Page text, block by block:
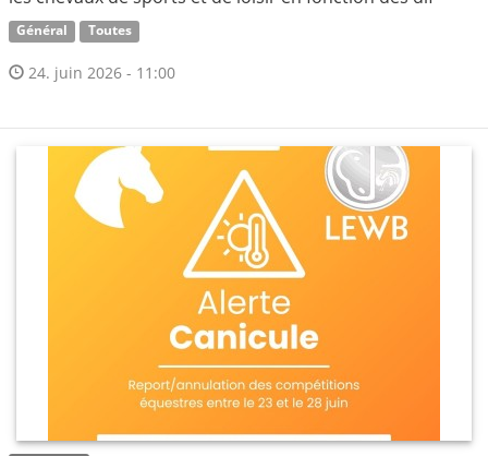
Général Toutes
24. juin 2026 - 11:00